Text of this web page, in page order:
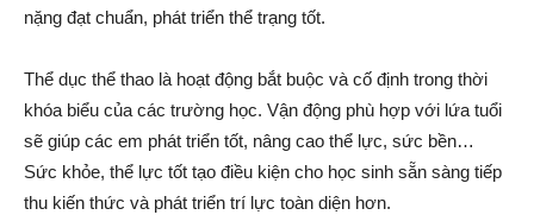
nặng đạt chuẩn, phát triển thể trạng tốt.
Thể dục thể thao là hoạt động bắt buộc và cố định trong thời
khóa biểu của các trường học. Vận động phù hợp với lứa tuổi
sẽ giúp các em phát triển tốt, nâng cao thể lực, sức bền…
Sức khỏe, thể lực tốt tạo điều kiện cho học sinh sẵn sàng tiếp
thu kiến thức và phát triển trí lực toàn diện hơn.